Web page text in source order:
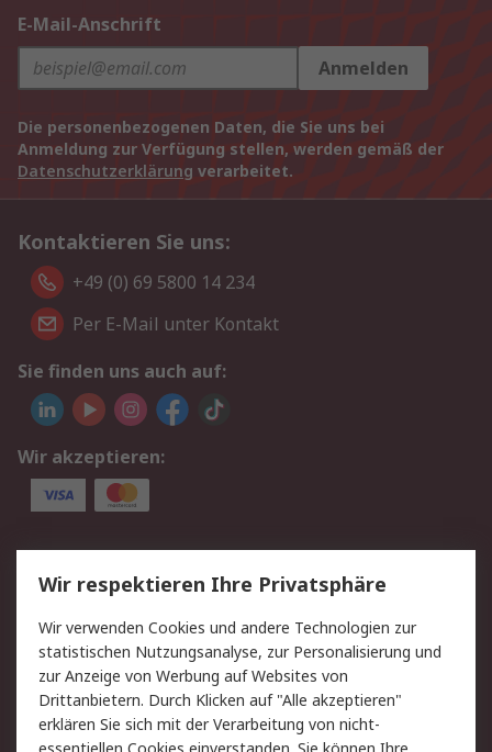
E-Mail-Anschrift
Anmelden
Die personenbezogenen Daten, die Sie uns bei
Anmeldung zur Verfügung stellen, werden gemäß der
Datenschutzerklärung verarbeitet.
Kontaktieren Sie uns:
+49 (0) 69 5800 14 234
Per E-Mail unter Kontakt
Sie finden uns auch auf:
Wir akzeptieren:
Service
Value Added Services
Lieferlösungen
Rücksendungen
Kontakt
Hilfe
Privatkunden
Rechtliches
Wir respektieren Ihre Privatsphäre
Wir verwenden Cookies und andere Technologien zur
statistischen Nutzungsanalyse, zur Personalisierung und
zur Anzeige von Werbung auf Websites von
Drittanbietern. Durch Klicken auf "Alle akzeptieren"
erklären Sie sich mit der Verarbeitung von nicht-